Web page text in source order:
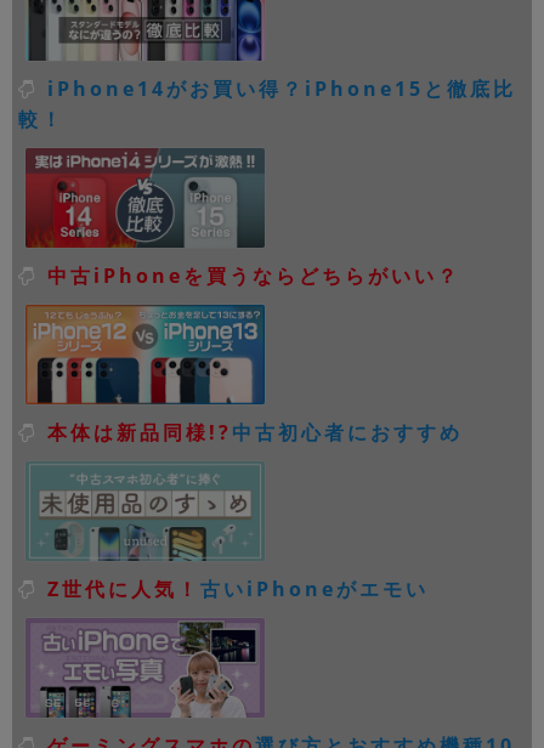
iPhone14がお買い得？iPhone15と徹底比
較！
中古iPhoneを買うならどちらがいい？
本体は新品同様!? 中古初心者におすすめ
Z世代に人気！ 古いiPhoneがエモい